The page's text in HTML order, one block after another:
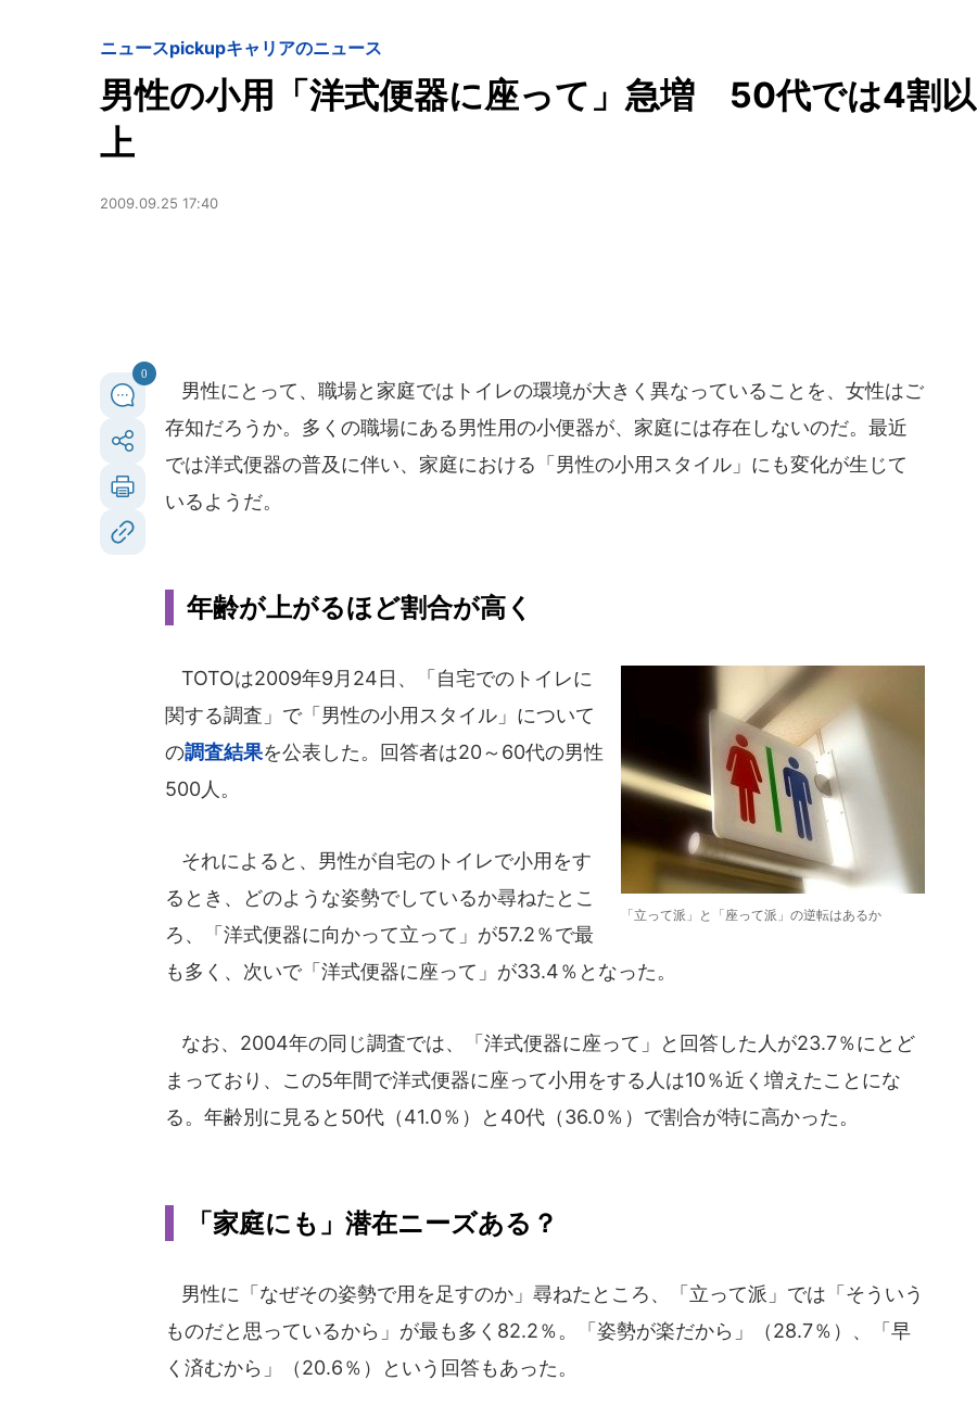
ニュースpickupキャリアのニュース
男性の小用「洋式便器に座って」急増 50代では4割以
上
2009.09.25 17:40
0
男性にとって、職場と家庭ではトイレの環境が大きく異なっていることを、女性はご
存知だろうか。多くの職場にある男性用の小便器が、家庭には存在しないのだ。最近
では洋式便器の普及に伴い、家庭における「男性の小用スタイル」にも変化が生じて
いるようだ。
年齢が上がるほど割合が高く
「立って派」と「座って派」の逆転はあるか
TOTOは2009年9月24日、「自宅でのトイレに
関する調査」で「男性の小用スタイル」について
の調査結果を公表した。回答者は20～60代の男性
500人。
それによると、男性が自宅のトイレで小用をす
るとき、どのような姿勢でしているか尋ねたとこ
ろ、「洋式便器に向かって立って」が57.2％で最
も多く、次いで「洋式便器に座って」が33.4％となった。
なお、2004年の同じ調査では、「洋式便器に座って」と回答した人が23.7％にとど
まっており、この5年間で洋式便器に座って小用をする人は10％近く増えたことにな
る。年齢別に見ると50代（41.0％）と40代（36.0％）で割合が特に高かった。
「家庭にも」潜在ニーズある？
男性に「なぜその姿勢で用を足すのか」尋ねたところ、「立って派」では「そういう
ものだと思っているから」が最も多く82.2％。「姿勢が楽だから」（28.7％）、「早
く済むから」（20.6％）という回答もあった。